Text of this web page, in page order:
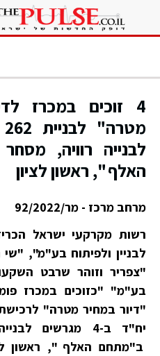
4 זוכים במכרז
לבנייה רוויה,
האלף ", ראשון לציון
מרחב מרכז - מר/92/2022
רשות מקרקעי ישראל
לבניין ולפיתוח בע"מ",
"צפריר וזוהר שרבט
בע"מ" "כזוכים במכרז
יח"ד ב-4 מגרשים